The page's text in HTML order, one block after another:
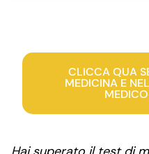
CLICCA QUA
MEDICINA E